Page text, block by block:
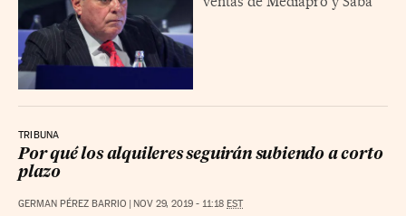
TRIBUNA
Por qué los alquileres seguirán subiendo a corto
plazo
GERMAN PÉREZ BARRIO | NOV 29, 2019 - 11:18 EST